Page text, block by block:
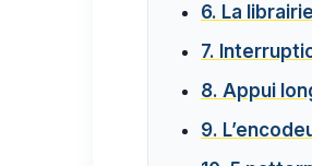
6. La
7.
8. Appui
9.